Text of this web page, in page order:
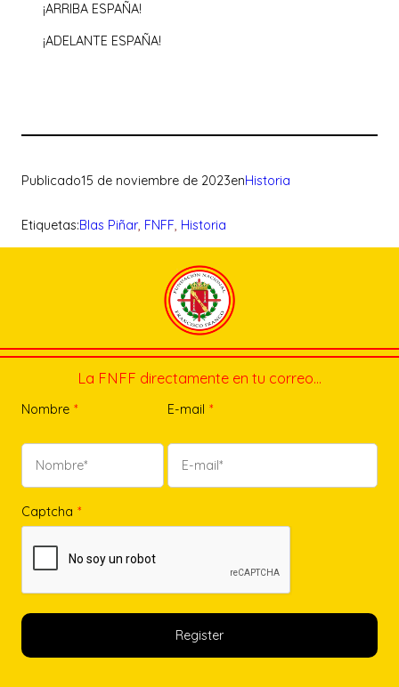
¡ARRIBA ESPAÑA!
¡ADELANTE ESPAÑA!
Publicado15 de noviembre de 2023enHistoria
Etiquetas:Blas Piñar, FNFF, Historia
La FNFF directamente en tu correo…
Nombre * E-mail *
Captcha *